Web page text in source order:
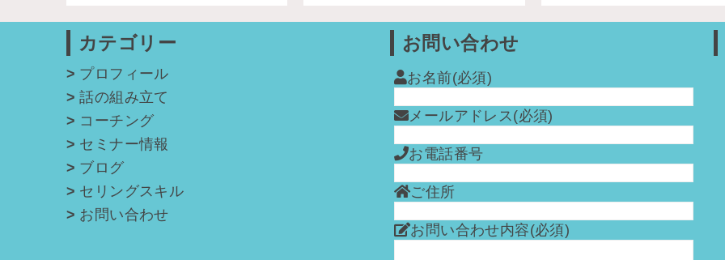
カテゴリー
プロフィール
話の組み立て
コーチング
セミナー情報
ブログ
セリングスキル
お問い合わせ
お問い合わせ
お名前(必須)
メールアドレス (必須)
お電話番号
ご住所
お問い合わせ内容(必須)